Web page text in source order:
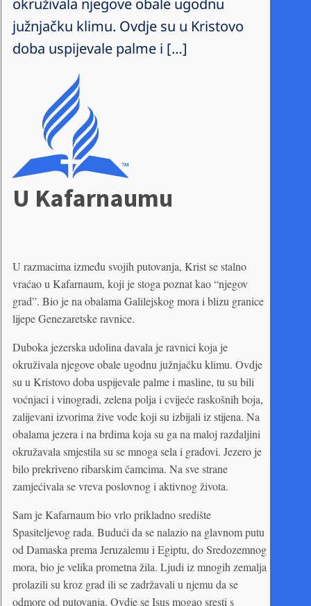
južnjačku klimu. Ovdje su u Kristovo
doba uspijevale palme i […]
U Kafarnaumu
U razmacima između svojih putovanja, Krist se stalno
vraćao u Kafarnaum, koji je stoga poznat kao “njegov
grad”. Bio je na obalama Galilejskog mora i blizu granice
lijepe Genezaretske ravnice.
Duboka jezerska udolina davala je ravnici koja je
okruživala njegove obale ugodnu južnjačku klimu. Ovdje
su u Kristovo doba uspijevale palme i masline, tu su bili
voćnjaci i vinogradi, zelena polja i cvijeće raskošnih boja,
zalijevani izvorima žive vode koji su izbijali iz stijena. Na
obalama jezera i na brdima koja su ga na maloj razdaljini
okružavala smjestila su se mnoga sela i gradovi. Jezero je
bilo prekriveno ribarskim čamcima. Na sve strane
zamjećivala se vreva poslovnog i aktivnog života.
Sam je Kafarnaum bio vrlo prikladno središte
Spasiteljevog rada. Budući da se nalazio na glavnom putu
od Damaska prema Jeruzalemu i Egiptu, do Sredozemnog
mora, bio je velika prometna žila. Ljudi iz mnogih zemalja
prolazili su kroz grad ili se zadržavali u njemu da se
odmore od putovanja. Ovdje se Isus mogao sresti s